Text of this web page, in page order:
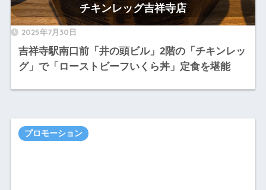
2025年7月30日
吉祥寺駅南口前「井の頭ビル」2階の「チキンレッ
グ」で「ローストビーフいくら丼」定食を堪能
チキンレッグ吉祥寺店
プロモーション